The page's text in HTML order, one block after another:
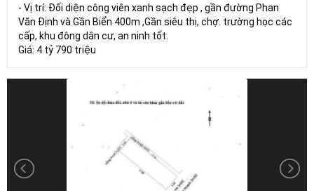
- Vị trí: Đối diện công viên xanh sạch đẹp , gần đường Phan
Văn Định và Gần Biển 400m ,Gần siêu thị, chợ. trường học các
cấp, khu đông dân cư, an ninh tốt.
Giá: 4 tỷ 790 triệu